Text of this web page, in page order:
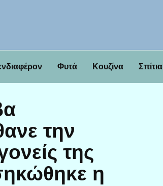
Φυτά Κουζίνα Σπίτια
την
της
η